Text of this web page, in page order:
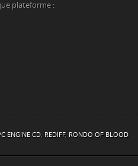
plateforme :
ENGINE CD, REDIFF, RONDO OF BLOOD